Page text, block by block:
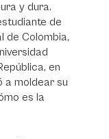
y dura.
de
de Colombia,
en
a moldear su
es la